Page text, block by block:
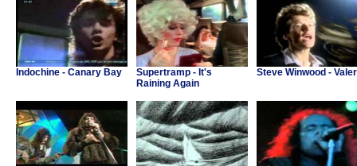
Indochine - Canary Bay
Supertramp - It's
Raining Again
Steve Winwood -